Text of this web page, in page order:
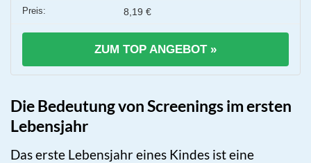
8,19 €
ZUM TOP ANGEBOT »
Die Bedeutung von Screenings im ersten
Lebensjahr
Das erste Lebensjahr eines Kindes ist eine